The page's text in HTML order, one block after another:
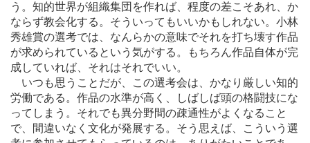
う。知的世界が組織集団を作れば、程度の差こそあれ、か
ならず教会化する。そういってもいいかもしれない。小林
秀雄賞の選考では、なんらかの意味でそれを打ち壊す作品
が求められているという気がする。もちろん作品自体が完
成していれば、それはそれでいい。
いつも思うことだが、この選考会は、かなり厳しい知的
労働である。作品の水準が高く、しばしば頭の格闘技にな
ってしまう。それでも異分野間の疎通性がよくなること
で、間違いなく文化が発展する。そう思えば、こういう選